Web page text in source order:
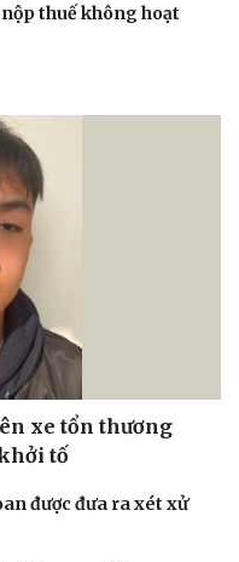
chuyện thời sự
truyện đêm khuya
sổ tình yêu
chuyện cho bé
giống tâm hồn
thuế không hoạt
xe tổn thương
tố
được đưa ra xét xử